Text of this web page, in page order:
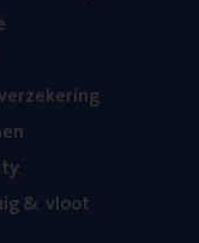
& vloot